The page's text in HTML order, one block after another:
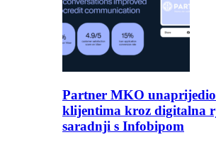
Partner MKO
klijentima kroz digitalna
saradnji s Infobipom